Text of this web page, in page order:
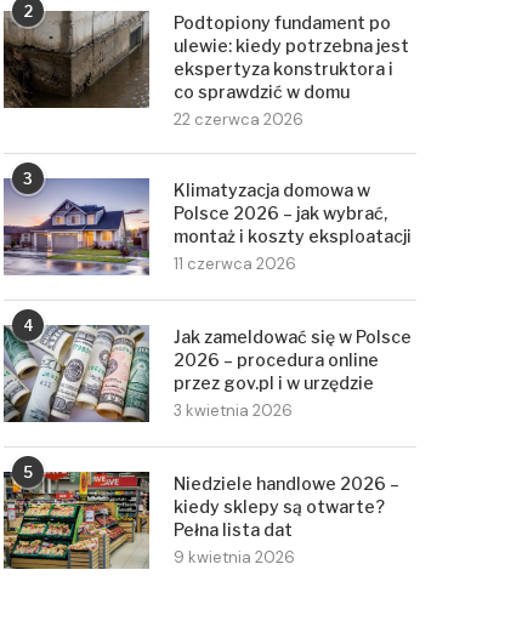
2
Podtopiony fundament po
ulewie: kiedy potrzebna jest
ekspertyza konstruktora i
co sprawdzić w domu
22 czerwca 2026
3
Klimatyzacja domowa w
Polsce 2026 – jak wybrać,
montaż i koszty eksploatacji
11 czerwca 2026
4
Jak zameldować się w Polsce
2026 – procedura online
przez gov.pl i w urzędzie
3 kwietnia 2026
5
Niedziele handlowe 2026 –
kiedy sklepy są otwarte?
Pełna lista dat
9 kwietnia 2026